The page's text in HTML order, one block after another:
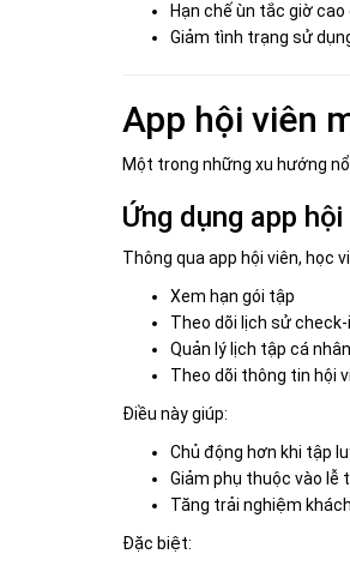
Hạn chế ùn tắc giờ cao
Giảm tình trạng sử
App hội viên
Một trong những xu hướng
Ứng dụng app
Thông qua app hội viên, học
Xem hạn gói tập
Theo dõi lịch sử check-
Quản lý lịch tập cá nhân
Theo dõi thông tin hội
Điều này giúp:
Chủ động hơn khi tập
Giảm phụ thuộc vào lễ
Tăng trải nghiệm
Đặc biệt: